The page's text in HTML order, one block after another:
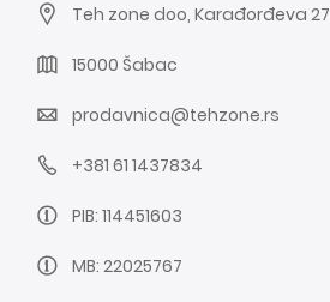
Teh zone doo, Karađorđeva 27
15000 Šabac
prodavnica@tehzone.rs
+381 61 1437834
PIB: 114451603
MB: 22025767